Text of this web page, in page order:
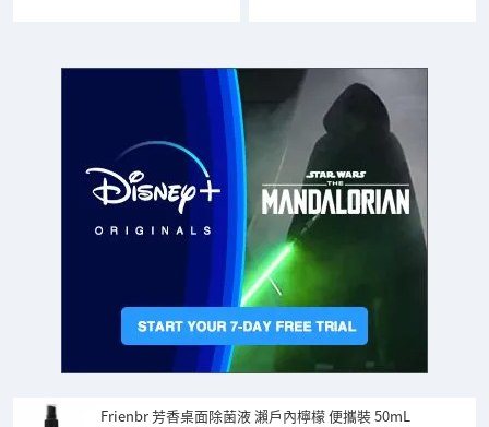
Frienbr 芳香桌面除菌液 瀨戶內檸檬 便攜裝 50mL